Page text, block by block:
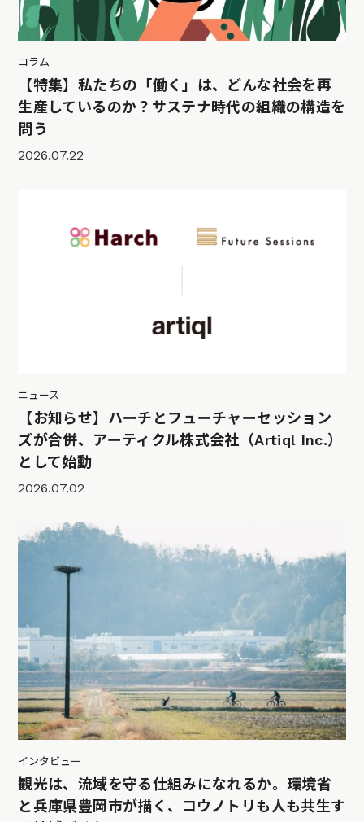
コラム
【特集】私たちの「働く」は、どんな社会を再
生産しているのか？サステナ時代の組織の構造を
問う
2026.07.22
ニュース
【お知らせ】ハーチとフューチャーセッション
ズが合併、アーティクル株式会社（Artiql Inc.）
として始動
2026.07.02
インタビュー
観光は、流域を守る仕組みになれるか。環境省
と兵庫県豊岡市が描く、コウノトリも人も共生す